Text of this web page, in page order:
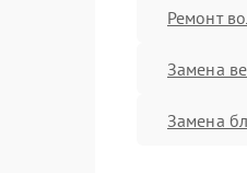
Ремонт
Замена
Замена